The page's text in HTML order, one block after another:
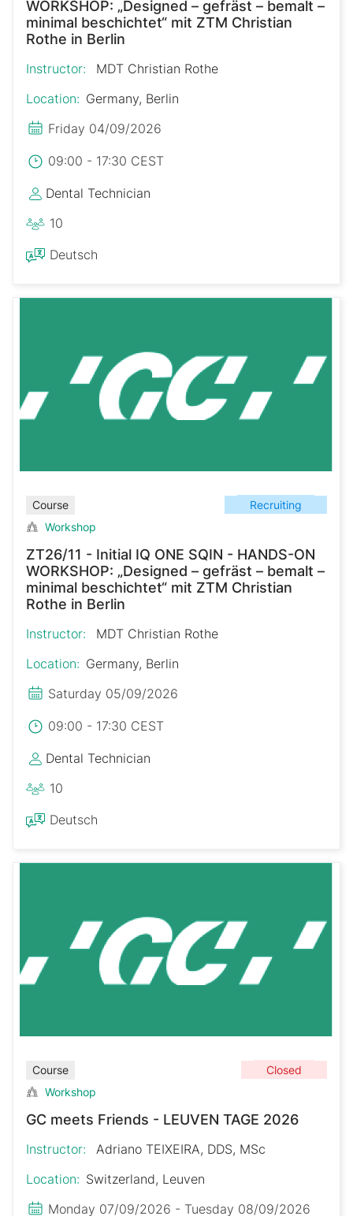
WORKSHOP: „Designed – gefräst – bemalt –
minimal beschichtet“ mit ZTM Christian
Rothe in Berlin
Instructor:
MDT Christian Rothe
Location: Germany, Berlin
Friday 04/09/2026
09:00 - 17:30 CEST
Dental Technician
10
Deutsch
Course
Recruiting
Workshop
ZT26/11 - Initial IQ ONE SQIN - HANDS-ON
WORKSHOP: „Designed – gefräst – bemalt –
minimal beschichtet“ mit ZTM Christian
Rothe in Berlin
Instructor:
MDT Christian Rothe
Location: Germany, Berlin
Saturday 05/09/2026
09:00 - 17:30 CEST
Dental Technician
10
Deutsch
Course
Closed
Workshop
GC meets Friends - LEUVEN TAGE 2026
Instructor:
Adriano TEIXEIRA, DDS, MSc
Location: Switzerland, Leuven
Monday 07/09/2026 - Tuesday 08/09/2026